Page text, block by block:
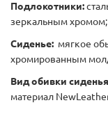
Подлокотники:
зеркальным хромом;
Сиденье: мягкое
хромированным
Вид обивки
материал